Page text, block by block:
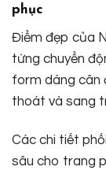
phục
Điểm đẹp của
từng chuyển
form dáng cân
thoát và sang
Các chi tiết
sâu cho trang